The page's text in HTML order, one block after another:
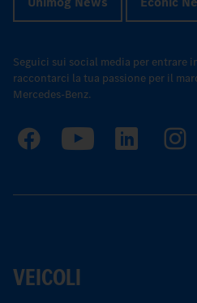
Seguici sui social media per entrare
raccontarci la tua passione per il
Mercedes-Benz.
VEICOLI